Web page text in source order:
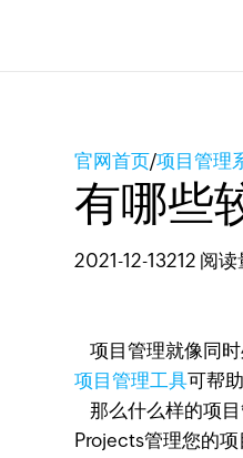
官网首页/项目管理
有哪些
2021-12-13212 阅读
项目管理就像同时
项目管理工具可帮
那么什么样的项
Projects管理您的